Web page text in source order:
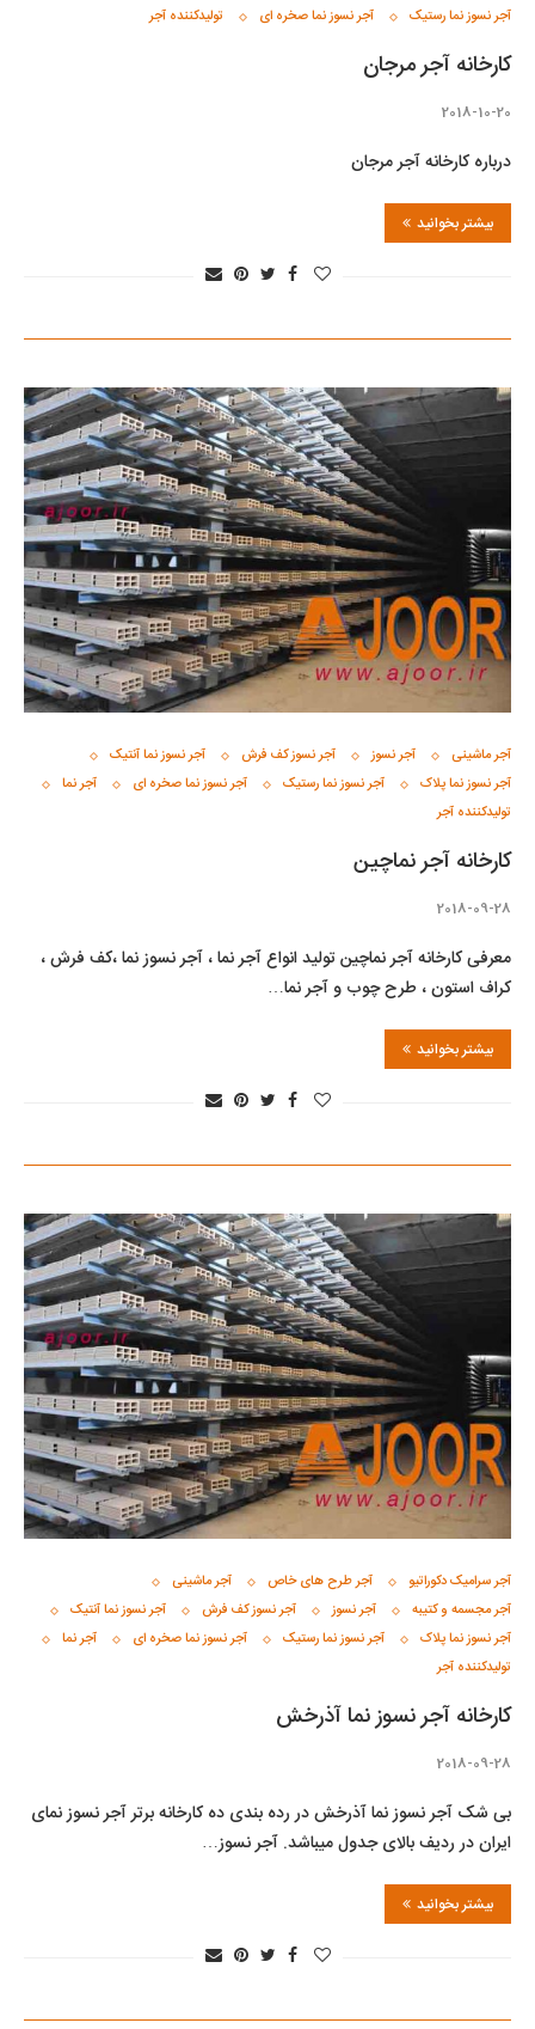
آجر نسوز نما رستیک
آجر نسوز نما صخره ای تولیدکننده آجر
کارخانه آجر مرجان
2018-10-20
درباره کارخانه آجر مرجان
بیشتر بخوانید
آجر ماشینی آجر نسوز آجر نسوز کف فرش
آجر نسوز نما آنتیک
آجر نسوز نما پلاک
آجر نسوز نما رستیک آجر نسوز نما صخره ای
آجر نما
تولیدکننده آجر
کارخانه آجر نماچین
2018-09-28
معرفی کارخانه آجر نماچین تولید انواع آجر نما ، آجر نسوز نما ،کف فرش ،
کراف استون ، طرح چوب و آجر نما…
بیشتر بخوانید
آجر سرامیک دکوراتیو آجر طرح های خاص
آجر ماشینی
آجر مجسمه و کتیبه
آجر نسوز آجر نسوز کف فرش
آجر نسوز نما آنتیک
آجر نسوز نما پلاک
آجر نسوز نما رستیک آجر نسوز نما صخره ای
آجر نما
تولیدکننده آجر
کارخانه آجر نسوز نما آذرخش
2018-09-28
بی شک آجر نسوز نما آذرخش در رده بندی ده کارخانه برتر آجر نسوز نمای
ایران در ردیف بالای جدول میباشد. آجر نسوز…
بیشتر بخوانید